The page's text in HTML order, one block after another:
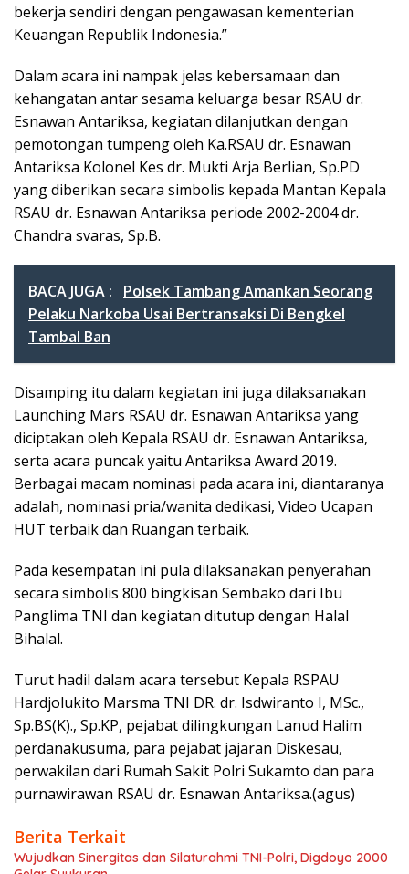
bekerja sendiri dengan pengawasan kementerian
Keuangan Republik Indonesia.”
Dalam acara ini nampak jelas kebersamaan dan
kehangatan antar sesama keluarga besar RSAU dr.
Esnawan Antariksa, kegiatan dilanjutkan dengan
pemotongan tumpeng oleh Ka.RSAU dr. Esnawan
Antariksa Kolonel Kes dr. Mukti Arja Berlian, Sp.PD
yang diberikan secara simbolis kepada Mantan Kepala
RSAU dr. Esnawan Antariksa periode 2002-2004 dr.
Chandra svaras, Sp.B.
BACA JUGA :
Polsek Tambang Amankan Seorang
Pelaku Narkoba Usai Bertransaksi Di Bengkel
Tambal Ban
Disamping itu dalam kegiatan ini juga dilaksanakan
Launching Mars RSAU dr. Esnawan Antariksa yang
diciptakan oleh Kepala RSAU dr. Esnawan Antariksa,
serta acara puncak yaitu Antariksa Award 2019.
Berbagai macam nominasi pada acara ini, diantaranya
adalah, nominasi pria/wanita dedikasi, Video Ucapan
HUT terbaik dan Ruangan terbaik.
Pada kesempatan ini pula dilaksanakan penyerahan
secara simbolis 800 bingkisan Sembako dari Ibu
Panglima TNI dan kegiatan ditutup dengan Halal
Bihalal.
Turut hadil dalam acara tersebut Kepala RSPAU
Hardjolukito Marsma TNI DR. dr. Isdwiranto I, MSc.,
Sp.BS(K)., Sp.KP, pejabat dilingkungan Lanud Halim
perdanakusuma, para pejabat jajaran Diskesau,
perwakilan dari Rumah Sakit Polri Sukamto dan para
purnawirawan RSAU dr. Esnawan Antariksa.(agus)
Berita Terkait
Wujudkan Sinergitas dan Silaturahmi TNI-Polri, Digdoyo 2000